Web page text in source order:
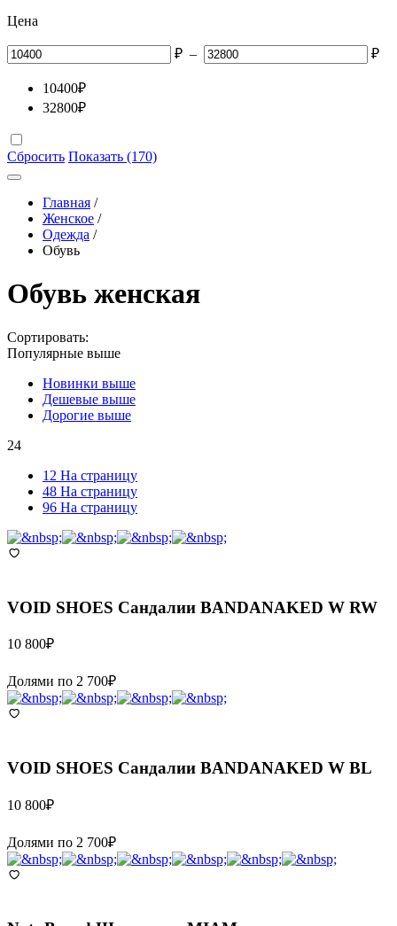
Цена
₽ – ₽
10400₽
32800₽
Сбросить Показать (170)
Главная /
Женское /
Одежда /
Обувь
Обувь женская
Сортировать:
Популярные выше
Новинки выше
Дешевые выше
Дорогие выше
24
12 На страницу
48 На страницу
96 На страницу
VOID SHOES Сандалии BANDANAKED W RW
10 800₽
Долями по 2 700₽
VOID SHOES Сандалии BANDANAKED W BL
10 800₽
Долями по 2 700₽